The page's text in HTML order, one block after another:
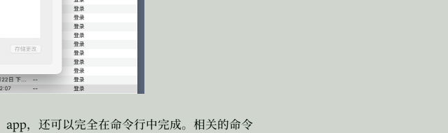
app，还可以完全在命令行中完成。相关的命令